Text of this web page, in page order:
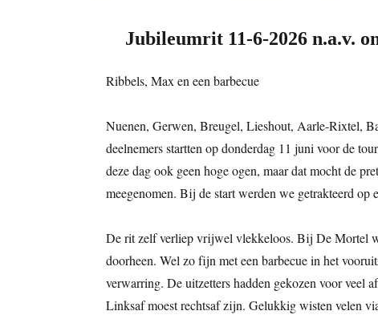
Jubileumrit 11-6-2026 n.a.v.
Ribbels, Max en een barbecue
Nuenen, Gerwen, Breugel, Lieshout, Aarle-Rixtel,
deelnemers startten op donderdag 11 juni voor de
deze dag ook geen hoge ogen, maar dat mocht de
meegenomen. Bij de start werden we getrakteerd op
De rit zelf verliep vrijwel vlekkeloos. Bij De Mortel
doorheen. Wel zo fijn met een barbecue in het
verwarring. De uitzetters hadden gekozen voor veel
Linksaf moest rechtsaf zijn. Gelukkig wisten velen